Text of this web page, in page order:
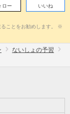
ロー いいね
ことをお勧めします。 ※
ないしょの予習